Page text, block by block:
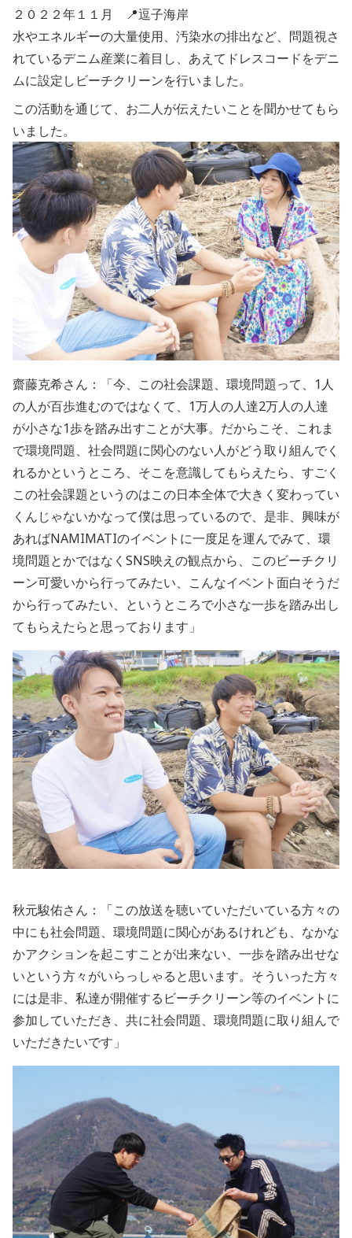
２０２２年１１月 📍逗子海岸
水やエネルギーの大量使用、汚染水の排出など、問題視さ
れているデニム産業に着目し、あえてドレスコードをデニ
ムに設定しビーチクリーンを行いました。
この活動を通じて、お二人が伝えたいことを聞かせてもら
いました。
齋藤克希さん：「今、この社会課題、環境問題って、1人
の人が百歩進むのではなくて、1万人の人達2万人の人達
が小さな1歩を踏み出すことが大事。だからこそ、これま
で環境問題、社会問題に関心のない人がどう取り組んでく
れるかというところ、そこを意識してもらえたら、すごく
この社会課題というのはこの日本全体で大きく変わってい
くんじゃないかなって僕は思っているので、是非、興味が
あればNAMIMATIのイベントに一度足を運んでみて、環
境問題とかではなくSNS映えの観点から、このビーチクリ
ーン可愛いから行ってみたい、こんなイベント面白そうだ
から行ってみたい、というところで小さな一歩を踏み出し
てもらえたらと思っております」
秋元駿佑さん：「この放送を聴いていただいている方々の
中にも社会問題、環境問題に関心があるけれども、なかな
かアクションを起こすことが出来ない、一歩を踏み出せな
いという方々がいらっしゃると思います。そういった方々
には是非、私達が開催するビーチクリーン等のイベントに
参加していただき、共に社会問題、環境問題に取り組んで
いただきたいです」